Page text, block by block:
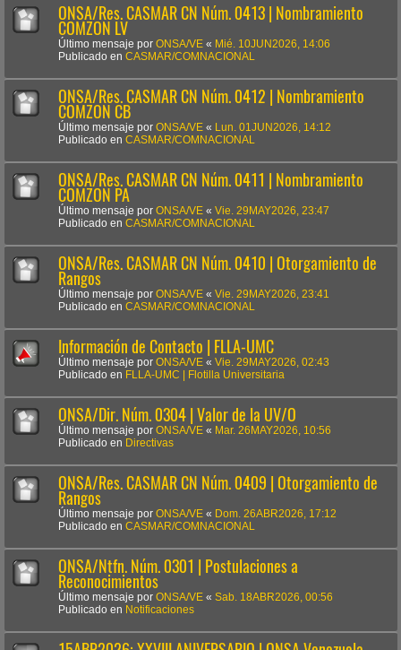
ONSA/Res. CASMAR CN Núm. 0413 | Nombramiento
COMZON LV
Último mensaje por ONSA/VE « Mié. 10JUN2026, 14:06
Publicado en CASMAR/COMNACIONAL
ONSA/Res. CASMAR CN Núm. 0412 | Nombramiento
COMZON CB
Último mensaje por ONSA/VE «
Lun. 01JUN2026, 14:12
Publicado en CASMAR/COMNACIONAL
ONSA/Res. CASMAR CN Núm. 0411 | Nombramiento
COMZON PA
Último mensaje por ONSA/VE « Vie. 29MAY2026, 23:47
Publicado en CASMAR/COMNACIONAL
ONSA/Res. CASMAR CN Núm. 0410 | Otorgamiento de
Rangos
Último mensaje por ONSA/VE « Vie. 29MAY2026, 23:41
Publicado en CASMAR/COMNACIONAL
Información de Contacto | FLLA-UMC
Último mensaje por ONSA/VE « Vie. 29MAY2026, 02:43
Publicado en FLLA-UMC | Flotilla Universitaria
ONSA/Dir. Núm. 0304 | Valor de la UV/O
Último mensaje por ONSA/VE « Mar. 26MAY2026, 10:56
Publicado en Directivas
ONSA/Res. CASMAR CN Núm. 0409 | Otorgamiento de
Rangos
Último mensaje por ONSA/VE « Dom. 26ABR2026, 17:12
Publicado en CASMAR/COMNACIONAL
ONSA/Ntfn. Núm. 0301 | Postulaciones a
Reconocimientos
Último mensaje por ONSA/VE « Sab. 18ABR2026, 00:56
Publicado en Notificaciones